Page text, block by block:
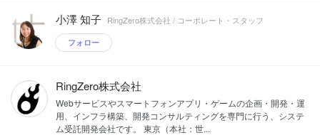
小澤 知子 RingZero株式会社 / コーポレート・スタッフ
フォロー
RingZero株式会社
Webサービスやスマートフォンアプリ・ゲームの企画・開発・運
用、インフラ構築、開発コンサルティングを専門に行う、システ
ム受託開発会社です。 東京（本社：世...